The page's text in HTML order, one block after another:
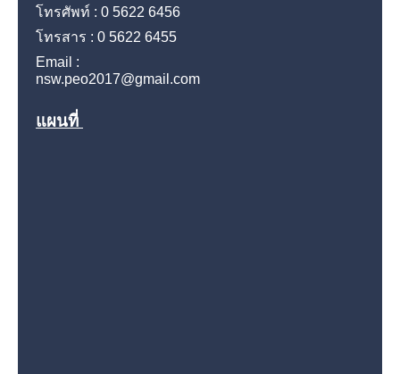
โทรศัพท์ : 0 5622 6456
โทรสาร : 0 5622 6455
Email :
nsw.peo2017@gmail.com
แผนที่